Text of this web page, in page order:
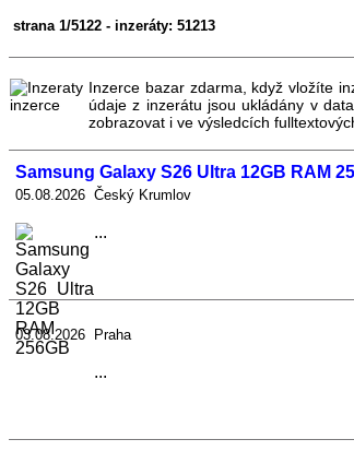
strana 1/5122 - inzeráty: 51213
Inzerce bazar zdarma, když vložíte
údaje z inzerátu jsou ukládány v
zobrazovat i ve výsledcích
Samsung Galaxy S26 Ultra 12GB RAM
05.08.2026 Český Krumlov
...
03.08.2026 Praha
...